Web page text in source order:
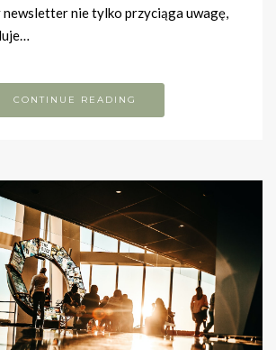
nie tylko przyciąga uwagę,
CONTINUE READING